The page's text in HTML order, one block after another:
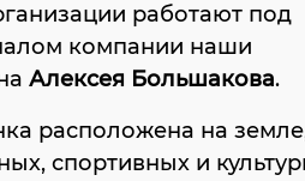
работают под
компании наши
Алексея Большакова.
расположена на
спортивных и